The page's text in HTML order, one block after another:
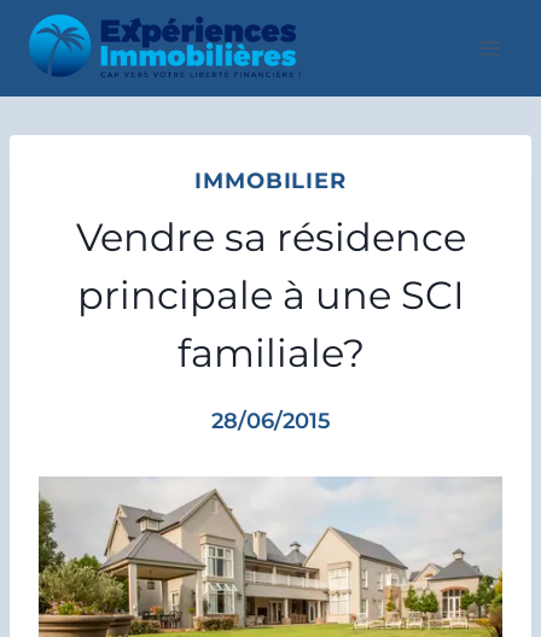
Aller
contenu
IMMOBILIER
Vendre sa résidence
principale à une SCI
familiale?
28/06/2015